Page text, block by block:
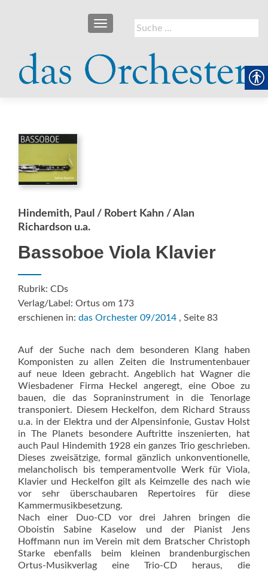
Suche
nach:
SCHALTE NAVIGATION
Hindemith, Paul / Robert Kahn / Alan
Richardson u.a.
Bassoboe Viola Klavier
Rubrik: CDs
Verlag/Label: Ortus om 173
erschienen in: das Orchester 09/2014 , Seite 83
Auf der Suche nach dem besonderen Klang haben
Komponisten zu allen Zeiten die Instrumentenbauer
auf neue Ideen gebracht. Angeblich hat Wagner die
Wiesbadener Firma Heckel angeregt, eine Oboe zu
bauen, die das Sopraninstrument in die Tenorlage
transponiert. Diesem Heckelfon, dem Richard Strauss
u.a. in der Elektra und der Alpensinfonie, Gustav Holst
in The Planets besondere Auftritte inszenierten, hat
auch Paul Hindemith 1928 ein ganzes Trio geschrieben.
Dieses zweisätzige, formal gänzlich unkonventionelle,
melancholisch bis temperamentvolle Werk für Viola,
Klavier und Heckelfon gilt als Keimzelle des nach wie
vor sehr überschaubaren Repertoires für diese
Kammermusikbesetzung.
Nach einer Duo-CD vor drei Jahren bringen die
Oboistin Sabine Kaselow und der Pianist Jens
Hoffmann nun im Verein mit dem Bratscher Christoph
Starke ebenfalls beim kleinen brandenburgischen
Ortus-Musikverlag eine Trio-CD heraus, die